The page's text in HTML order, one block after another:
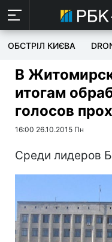
ОБСТРІЛ КИЄВА
В
итогам
голосов
16:00 26.10.2015 Пн
Среди лидеров